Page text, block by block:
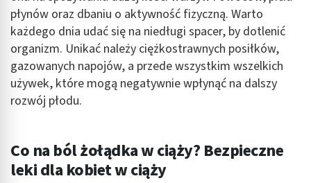
płynów oraz dbaniu o aktywność fizyczną. Warto
każdego dnia udać się na niedługi spacer, by dotlenić
organizm. Unikać należy ciężkostrawnych posiłków,
gazowanych napojów, a przede wszystkim wszelkich
używek, które mogą negatywnie wpłynąć na dalszy
rozwój płodu.
Co na ból żołądka w ciąży? Bezpieczne
leki dla kobiet w ciąży